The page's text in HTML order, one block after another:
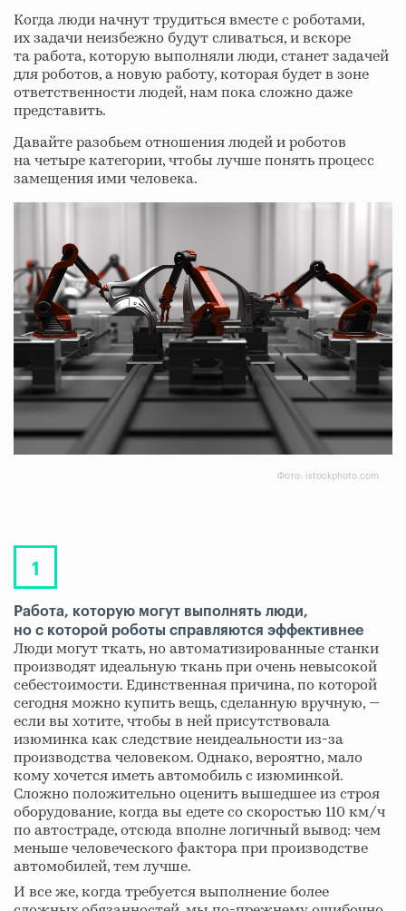
Когда люди начнут трудиться вместе с роботами,
их задачи неизбежно будут сливаться, и вскоре
та работа, которую выполняли люди, станет задачей
для роботов, а новую работу, которая будет в зоне
ответственности людей, нам пока сложно даже
представить.
Давайте разобьем отношения людей и роботов
на четыре категории, чтобы лучше понять процесс
замещения ими человека.
Фото: istockphoto.com
Работа, которую могут выполнять люди,
но с которой роботы справляются эффективнее
Люди могут ткать, но автоматизированные станки
производят идеальную ткань при очень невысокой
себестоимости. Единственная причина, по которой
сегодня можно купить вещь, сделанную вручную, —
если вы хотите, чтобы в ней присутствовала
изюминка как следствие неидеальности из-за
производства человеком. Однако, вероятно, мало
кому хочется иметь автомобиль с изюминкой.
Сложно положительно оценить вышедшее из строя
оборудование, когда вы едете со скоростью 110 км/ч
по автостраде, отсюда вполне логичный вывод: чем
меньше человеческого фактора при производстве
автомобилей, тем лучше.
И все же, когда требуется выполнение более